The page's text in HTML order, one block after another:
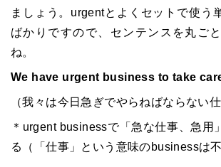
ましょう。urgentとよくセットで使う
ばかりですので、センテンスを丸ご
ね。
We have urgent business to take
（我々は今日急ぎでやらねばならない仕
＊urgent businessで「急な仕事、急用
る（「仕事」という意味のbusinessは